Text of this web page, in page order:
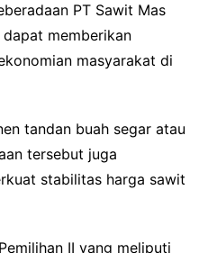
PT Sawit Mas
dapat memberikan
masyarakat di
tandan buah segar atau
tersebut juga
stabilitas harga sawit
II yang meliputi